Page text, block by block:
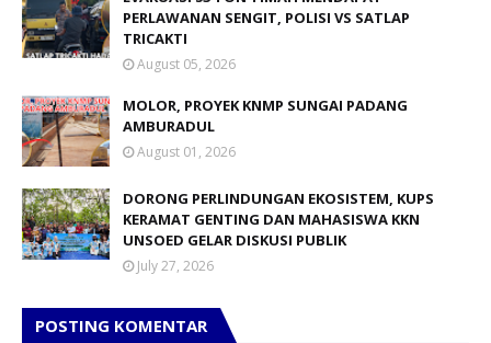
PERLAWANAN SENGIT, POLISI VS SATLAP
TRICAKTI
August 05, 2026
MOLOR, PROYEK KNMP SUNGAI PADANG
AMBURADUL
August 01, 2026
DORONG PERLINDUNGAN EKOSISTEM, KUPS
KERAMAT GENTING DAN MAHASISWA KKN
UNSOED GELAR DISKUSI PUBLIK
July 27, 2026
POSTING KOMENTAR